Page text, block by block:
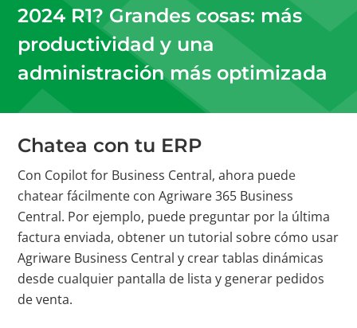
2024 R1? Grandes cosas: más
productividad y una
administración más optimizada
Chatea con tu ERP
Con Copilot for Business Central, ahora puede
chatear fácilmente con Agriware 365 Business
Central. Por ejemplo, puede preguntar por la última
factura enviada, obtener un tutorial sobre cómo usar
Agriware Business Central y crear tablas dinámicas
desde cualquier pantalla de lista y generar pedidos
de venta.